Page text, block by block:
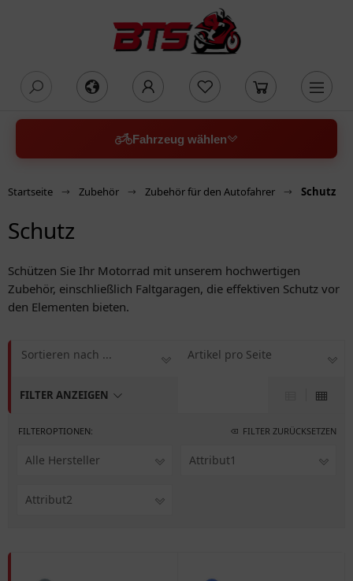
Fahrzeug wählen
Startseite Zubehör Zubehör für den Autofahrer Schutz
Schutz
Schützen Sie Ihr Motorrad mit unserem hochwertigen
Zubehör, einschließlich Faltgaragen, die effektiven Schutz vor
den Elementen bieten.
FILTER ANZEIGEN
Sortieren nach ... Artikel pro Seite
FILTEROPTIONEN: FILTER ZURÜCKSETZEN
Alle Hersteller Attribut1
Attribut2